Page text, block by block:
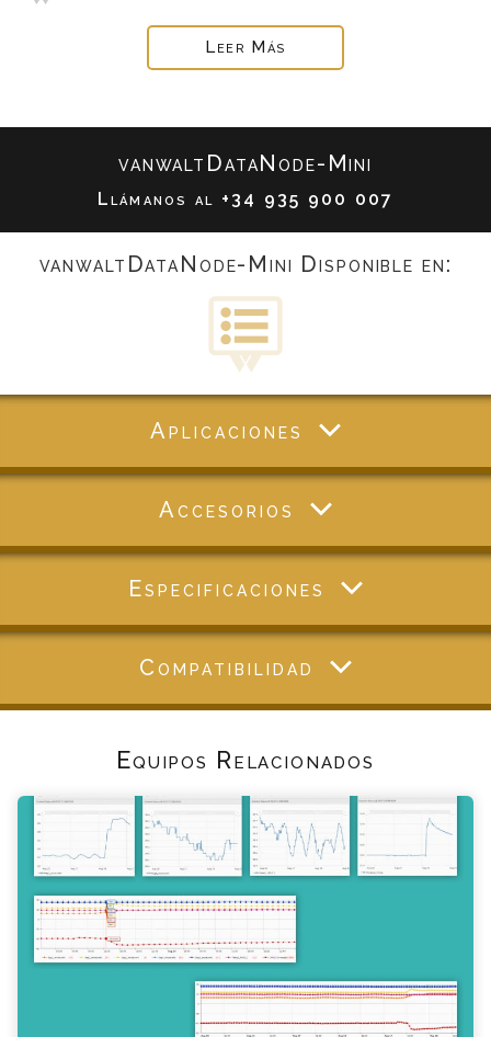
Leer Más
vanwaltDataNode-Mini
Llámanos al +34 935 900 007
vanwaltDataNode-Mini Disponible en:
Aplicaciones
Accesorios
Especificaciones
Compatibilidad
Equipos Relacionados